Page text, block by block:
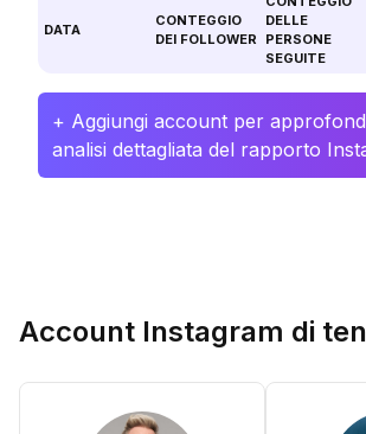
DATA
CONTEGGIO
DEI FOLLOWER
DELLE
PERSONE
SEGUITE
+ Aggiungi account per
analisi dettagliata del rapporto
Account Instagram di